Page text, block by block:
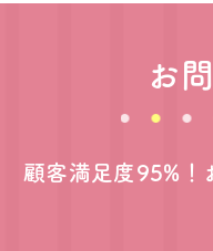
お
顧客満足度95%！